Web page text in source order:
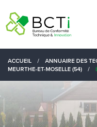
ACCUEIL / ANNUAIRE DES
MEURTHE-ET-MOSELLE (54)
/